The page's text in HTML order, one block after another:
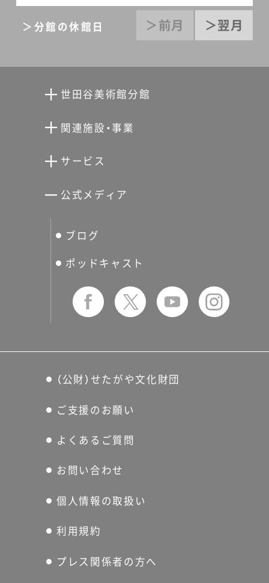
＞前月 ＞翌月
＞分館の休館日
世田谷美術館分館
分館スケジュール
関連施設・事業
世田谷文学館
せたおん
サービス
せたがやアーツカード
友の会
公式メディア
ブログ
ポッドキャスト
（公財）せたがや文化財団
ご支援のお願い
よくあるご質問
お問い合わせ
個人情報の取扱い
利用規約
プレス関係者の方へ